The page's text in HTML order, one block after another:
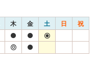
木 金 土 日 祝